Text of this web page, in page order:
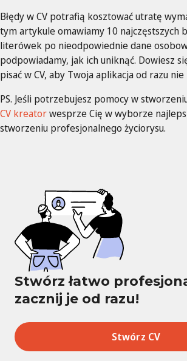
Błędy w CV potrafią kosztować utratę
tym artykule omawiamy 10 najczęstszych
literówek po nieodpowiednie dane
podpowiadamy, jak ich uniknąć. Dowiesz
pisać w CV, aby Twoja aplikacja od razu nie
PS. Jeśli potrzebujesz pomocy w
CV kreatorwesprze Cię w wyborze
stworzeniu profesjonalnego życiorysu.
Stwórz łatwo
zacznij je od razu!
Stwórz CV